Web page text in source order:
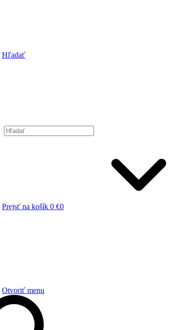
Hľadať
Prejsť na košík 0 €0
Otvoriť menu